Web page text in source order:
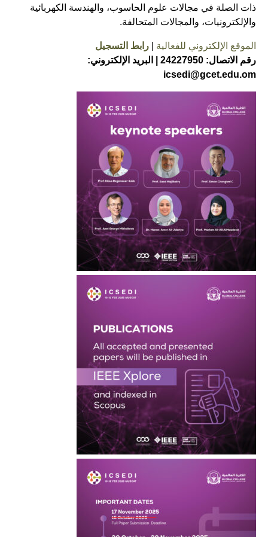
ذات الصلة في مجالات علوم الحاسوب، والهندسة الكهربائية
والإلكترونيات، والمجالات المتحالفة.
الموقع الإلكتروني للفعالية
رابط التسجيل
رقم الاتصال: 24227950 | البريد الإلكتروني:
icsedi@gcet.edu.om